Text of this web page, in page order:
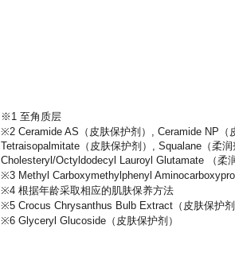
※1 至角质层
※2 Ceramide AS（皮肤保护剂）, Ceramide NP
Tetraisopalmitate（皮肤保护剂）, Squalane（柔
Cholesteryl/Octyldodecyl Lauroyl Glutamate （柔润
※3 Methyl Carboxymethylphenyl
※4 根据年龄采取相应的肌肤保养方法
※5 Crocus Chrysanthus Bulb Extract（皮肤保护剂
※6 Glyceryl Glucoside（皮肤保护剂）